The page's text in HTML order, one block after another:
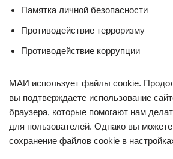
Памятка личной безопасности
Противодействие терроризму
Противодействие коррупции
МАИ использует файлы cookie.
вы подтверждаете использование
браузера, которые помогают нам
для пользователей. Однако вы можете
сохранение файлов cookie в